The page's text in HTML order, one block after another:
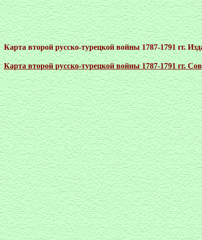
Карта второй русско-турецкой войны 1787-1791 гг.
Карта второй русско-турецкой войны 1787-1791 гг.